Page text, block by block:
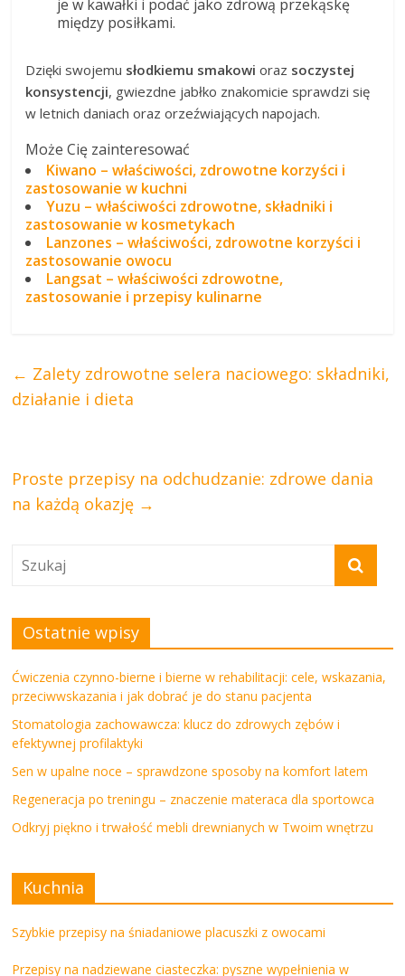
je w kawałki i podać jako zdrową przekąskę
między posiłkami.
Dzięki swojemu słodkiemu smakowi oraz soczystej
konsystencji, gwiezdne jabłko znakomicie sprawdzi się
w letnich daniach oraz orzeźwiających napojach.
Może Cię zainteresować
Kiwano – właściwości, zdrowotne korzyści i
zastosowanie w kuchni
Yuzu – właściwości zdrowotne, składniki i
zastosowanie w kosmetykach
Lanzones – właściwości, zdrowotne korzyści i
zastosowanie owocu
Langsat – właściwości zdrowotne,
zastosowanie i przepisy kulinarne
← Zalety zdrowotne selera naciowego: składniki,
działanie i dieta
Proste przepisy na odchudzanie: zdrowe dania
na każdą okazję →
Ostatnie wpisy
Ćwiczenia czynno-bierne i bierne w rehabilitacji: cele, wskazania,
przeciwwskazania i jak dobrać je do stanu pacjenta
Stomatologia zachowawcza: klucz do zdrowych zębów i
efektywnej profilaktyki
Sen w upalne noce – sprawdzone sposoby na komfort latem
Regeneracja po treningu – znaczenie materaca dla sportowca
Odkryj piękno i trwałość mebli drewnianych w Twoim wnętrzu
Kuchnia
Szybkie przepisy na śniadaniowe placuszki z owocami
Przepisy na nadziewane ciasteczka: pyszne wypełnienia w